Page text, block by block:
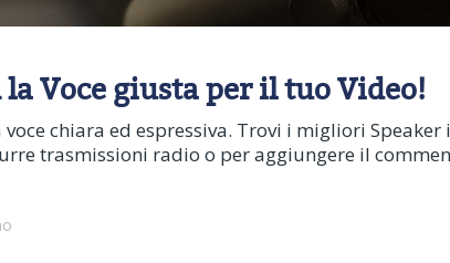
Voce giusta per il tuo Video!
chiara ed espressiva. Trovi i migliori
trasmissioni radio o per aggiungere il